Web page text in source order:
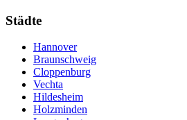
Städte
Hannover
Braunschweig
Cloppenburg
Vechta
Hildesheim
Holzminden